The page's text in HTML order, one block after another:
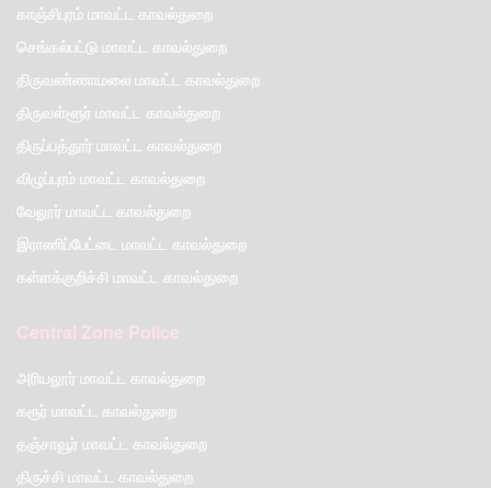
காஞ்சிபுரம் மாவட்ட காவல்துறை
செங்கல்பட்டு மாவட்ட காவல்துறை
திருவண்ணாமலை மாவட்ட காவல்துறை
திருவள்ளூர் மாவட்ட காவல்துறை
திருப்பத்தூர் மாவட்ட காவல்துறை
விழுப்புரம் மாவட்ட காவல்துறை
வேலூர் மாவட்ட காவல்துறை
இராணிப்பேட்டை மாவட்ட காவல்துறை
கள்ளக்குறிச்சி மாவட்ட காவல்துறை
Central Zone Police
அரியலூர் மாவட்ட காவல்துறை
கரூர் மாவட்ட காவல்துறை
தஞ்சாவூர் மாவட்ட காவல்துறை
திருச்சி மாவட்ட காவல்துறை